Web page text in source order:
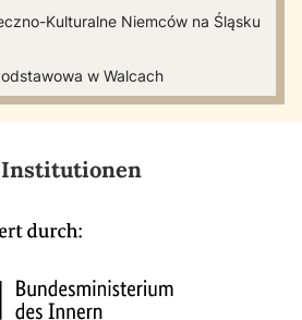
Kulturalne Niemców na Śląsku
w Walcach